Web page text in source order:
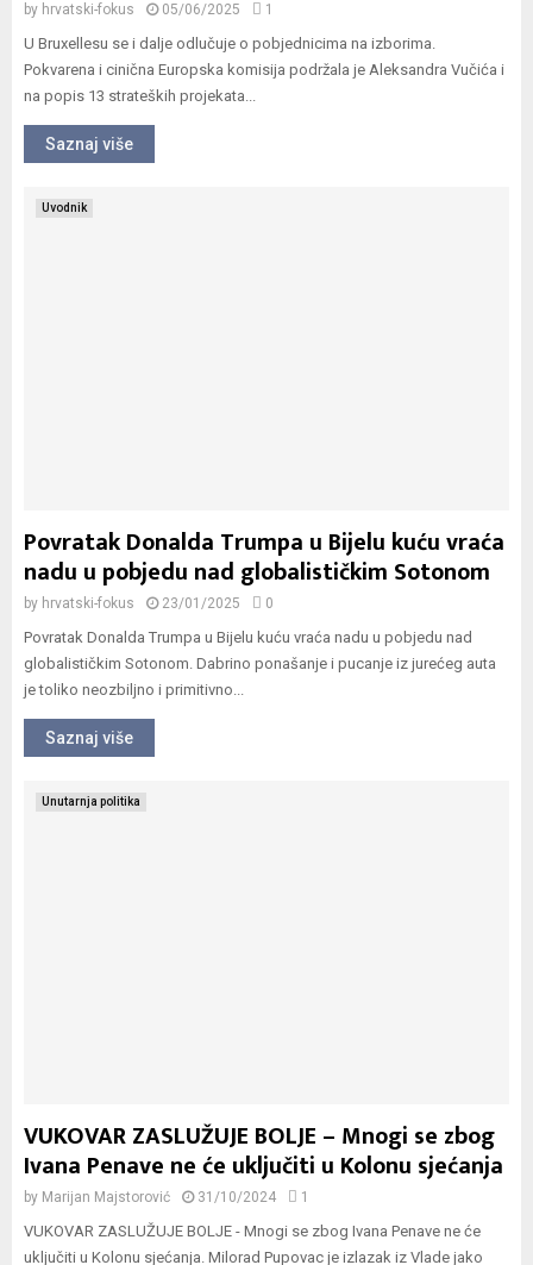
by hrvatski-fokus 05/06/2025 1
U Bruxellesu se i dalje odlučuje o pobjednicima na izborima.
Pokvarena i cinična Europska komisija podržala je Aleksandra Vučića i
na popis 13 strateških projekata...
Saznaj više
Uvodnik
Povratak Donalda Trumpa u Bijelu kuću vraća
nadu u pobjedu nad globalističkim Sotonom
by hrvatski-fokus 23/01/2025 0
Povratak Donalda Trumpa u Bijelu kuću vraća nadu u pobjedu nad
globalističkim Sotonom. Dabrino ponašanje i pucanje iz jurećeg auta
je toliko neozbiljno i primitivno...
Saznaj više
Unutarnja politika
VUKOVAR ZASLUŽUJE BOLJE – Mnogi se zbog
Ivana Penave ne će uključiti u Kolonu sjećanja
by Marijan Majstorović 31/10/2024 1
VUKOVAR ZASLUŽUJE BOLJE - Mnogi se zbog Ivana Penave ne će
uključiti u Kolonu sjećanja. Milorad Pupovac je izlazak iz Vlade jako